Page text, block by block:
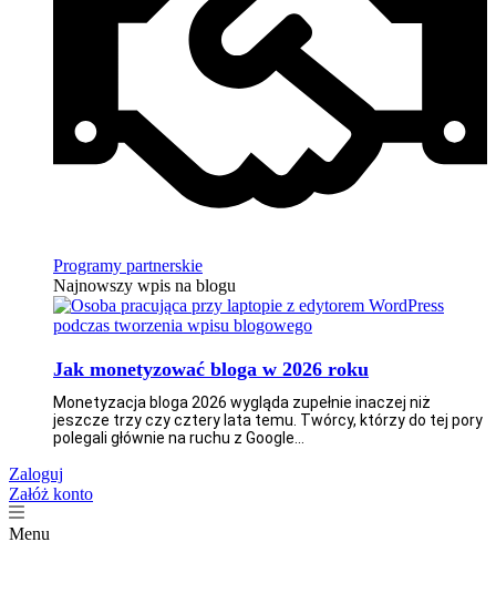
Programy partnerskie
Najnowszy wpis na blogu
Jak monetyzować bloga w 2026 roku
Monetyzacja bloga 2026 wygląda zupełnie inaczej niż
jeszcze trzy czy cztery lata temu. Twórcy, którzy do tej pory
polegali głównie na ruchu z Google...
Zaloguj
Załóż konto
Menu